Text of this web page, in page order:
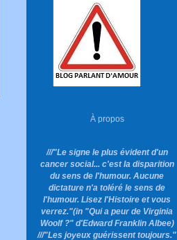
À propos
///"Le signe le plus évident d'un
cancer social... c'est la disparition
du sens de l'humour. Aucune
dictature n'a toléré le sens de
l'humour. Lisez l'Histoire et vous
verrez."(in "Qui a peur de Virginia
Woolf ?"d'Edward Franklin Albee)
///"Les joyeux guérissent toujours."